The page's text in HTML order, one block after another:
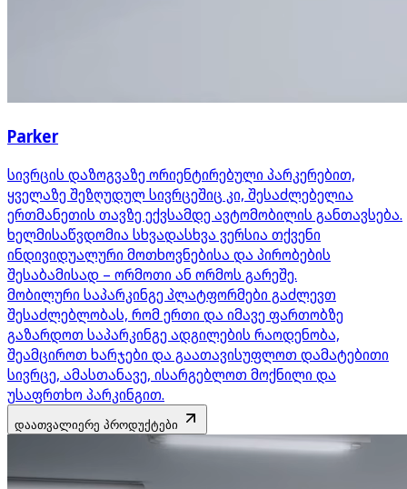
Parker
სივრცის დაზოგვაზე ორიენტირებული პარკერებით,
ყველაზე შეზღუდულ სივრცეშიც კი, შესაძლებელია
ერთმანეთის თავზე ექვსამდე ავტომობილის განთავსება.
ხელმისაწვდომია სხვადასხვა ვერსია თქვენი
ინდივიდუალური მოთხოვნებისა და პირობების
შესაბამისად – ორმოთი ან ორმოს გარეშე.
მობილური საპარკინგე პლატფორმები გაძლევთ
შესაძლებლობას, რომ ერთი და იმავე ფართობზე
გაზარდოთ საპარკინგე ადგილების რაოდენობა,
შეამციროთ ხარჯები და გაათავისუფლოთ დამატებითი
სივრცე, ამასთანავე, ისარგებლოთ მოქნილი და
უსაფრთხო პარკინგით.
დაათვალიერე პროდუქტები